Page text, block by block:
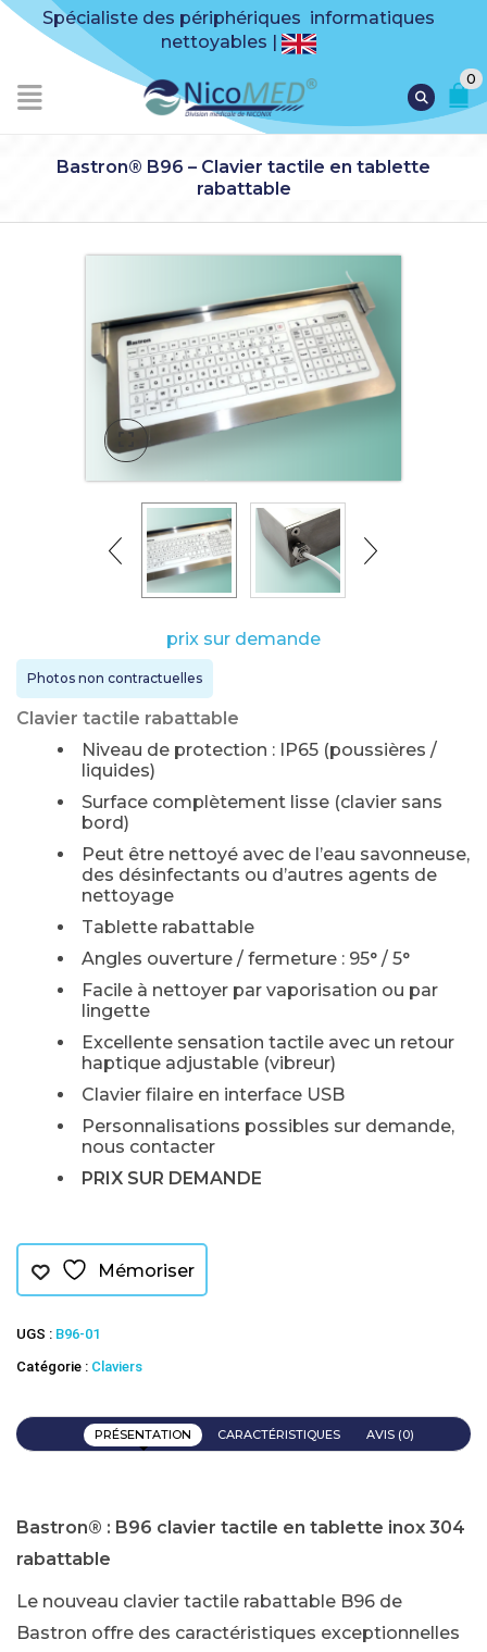
Spécialiste des périphériques informatiques
nettoyables |
0
Bastron® B96 – Clavier tactile en tablette
rabattable
prix sur demande
Photos non contractuelles
Clavier tactile rabattable
Niveau de protection : IP65 (poussières /
liquides)
Surface complètement lisse (clavier sans
bord)
Peut être nettoyé avec de l’eau savonneuse,
des désinfectants ou d’autres agents de
nettoyage
Tablette rabattable
Angles ouverture / fermeture : 95° / 5°
Facile à nettoyer par vaporisation ou par
lingette
Excellente sensation tactile avec un retour
haptique adjustable (vibreur)
Clavier filaire en interface USB
Personnalisations possibles sur demande,
nous contacter
PRIX SUR DEMANDE
Mémoriser
UGS : B96-01
Catégorie : Claviers
PRÉSENTATION CARACTÉRISTIQUES AVIS (0)
Bastron® : B96 clavier tactile en tablette inox 304
rabattable
Le nouveau clavier tactile rabattable B96 de
Bastron offre des caractéristiques exceptionnelles